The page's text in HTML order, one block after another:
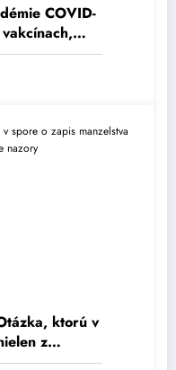
COVID-
ktorú v
z
–